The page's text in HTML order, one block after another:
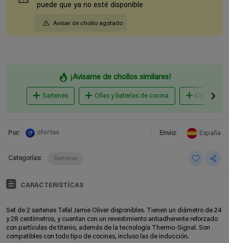
puede que ya no esté disponible
Avisar de chollo agotado
¡Avisame de chollos similares!
Sartenes Ollas y baterías de cocina Cocina al
Por: ofertas Envio: España
Categorías: Sartenes
CARACTERISTÍCAS
Set de 2 sartenes Tefal Jamie Oliver disponibles. Tienen un diámetro de 24
y 28 centímetros, y cuentan con un revestimiento antiadherente reforzado
con partículas de titanio, además de la tecnología Thermo-Signal. Son
compatibles con todo tipo de cocinas, incluso las de inducción.